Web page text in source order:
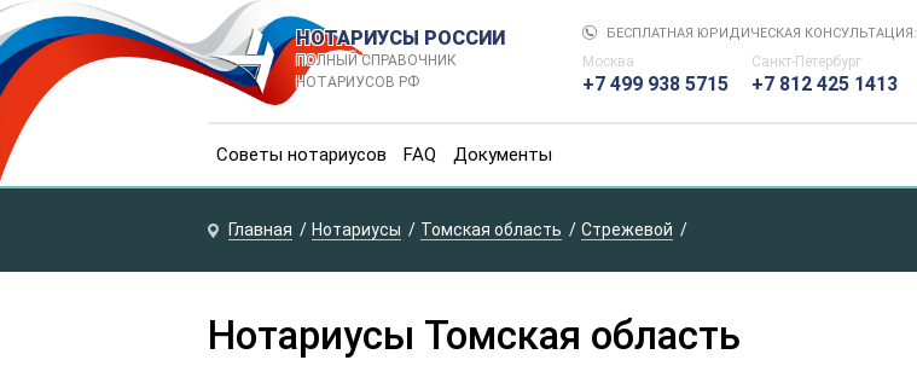
НОТАРИУСЫ РОССИИ
ПОЛНЫЙ СПРАВОЧНИК
НОТАРИУСОВ РФ
БЕСПЛАТНАЯ ЮРИДИЧЕСКАЯ КОНСУЛЬТАЦИЯ:
Москва
+7 499 938 5715
Санкт-Петербург
+7 812 425 1413
Советы нотариусов FAQ Документы
Главная Нотариусы Томская область Стрежевой
Нотариусы Томская область